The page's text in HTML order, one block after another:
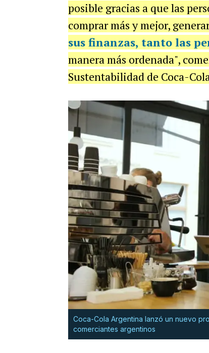
posible gracias a que las
comprar más y mejor,
sus finanzas, tanto las
manera más ordenada",
Sustentabilidad de Coca-
Coca-Cola Argentina lanzó un nuevo
comerciantes argentinos